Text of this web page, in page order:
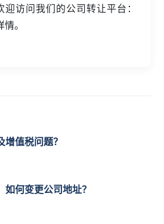
访问我们的公司转让平台：
。
值税问题？
何变更公司地址？